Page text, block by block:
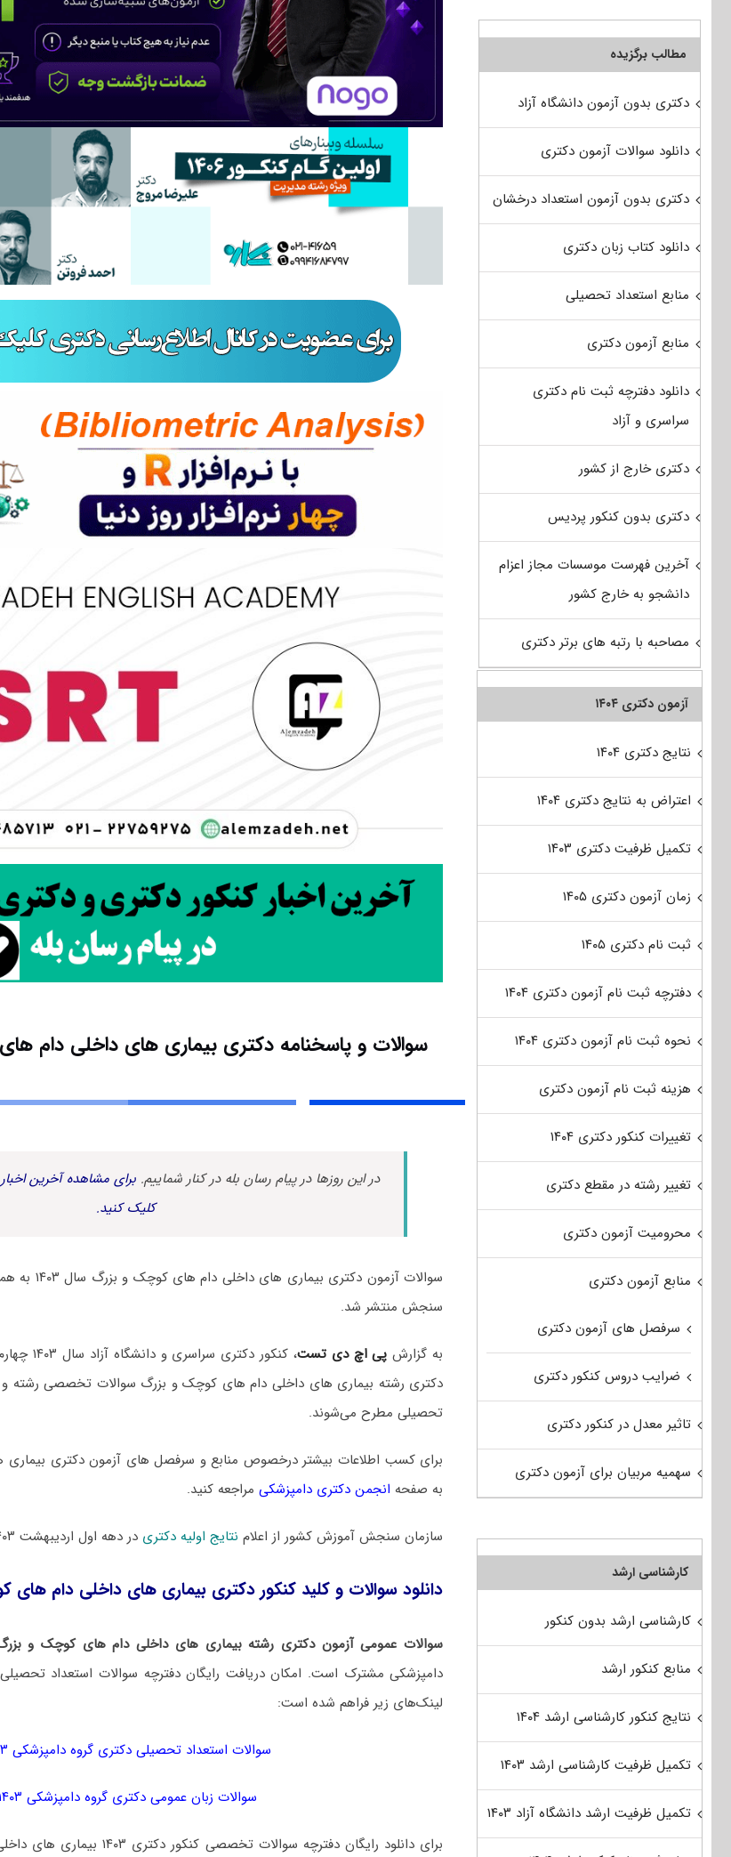
سوالات و پاسخنامه دکتری بیماری های داخلی دام های
در این روزها در پیام رسان بله در کنار شماییم. برای مشاهده آخرین
کلیک کنید.
سوالات
سنجش منتشر شد.
به گزارشپی اچ دی تست
، کنکور
دکتری رشته بیماری های داخلی دام های کوچک و بزرگ سوالات تخصصی رشته و
تحصیلی مطرح می‌شوند.
برای کسب اطلاعات بیشتر درخصوص منابع و سرفصل های آزمون دکتری
به صفحه انجمن دکتری دامپزشکیمراجعه کنید.
سازمان سنجش آموزش کشور از اعلام نتایج اولیه دکتری در دهه اول اردیبهشت ۱۴۰۳ خبر داده است.
دانلود سوالات و کلید کنکور دکتری بیماری های داخلی دام های
سوالات عمومی آزمون دکتری رشته بیماری های داخلی دام های کوچک و
دامپزشکی مشترک است. امکان دریافت رایگان دفترچه سوالات استعداد
لینک‌های زیر فراهم شده است:
سوالات استعداد تحصیلی دکتری گروه دامپزشکی ۱۴۰۳
سوالات زبان عمومی دکتری گروه دامپزشکی ۱۴۰۳
برای دانلود رایگان دفترچه سوالات
مطالب برگزیده
دکتری بدون آزمون دانشگاه آزاد
دانلود سوالات آزمون دکتری
دکتری بدون آزمون استعداد درخشان
دانلود کتاب زبان دکتری
منابع استعداد تحصیلی
منابع آزمون دکتری
دانلود دفترچه ثبت نام دکتری
سراسری و آزاد
دکتری خارج از کشور
دکتری بدون کنکور پردیس
آخرین فهرست موسسات مجاز اعزام
دانشجو به خارج کشور
مصاحبه با رتبه های برتر دکتری
آزمون دکتری ۱۴۰۴
نتایج دکتری ۱۴۰۴
اعتراض به نتایج دکتری ۱۴۰۴
تکمیل ظرفیت دکتری ۱۴۰۳
زمان آزمون دکتری ۱۴۰۵
ثبت نام دکتری ۱۴۰۵
دفترچه ثبت نام آزمون دکتری ۱۴۰۴
نحوه ثبت نام آزمون دکتری ۱۴۰۴
هزینه ثبت نام آزمون دکتری
تغییرات کنکور دکتری ۱۴۰۴
تغییر رشته در مقطع دکتری
محرومیت آزمون دکتری
منابع آزمون دکتری
سرفصل های آزمون دکتری
ضرایب دروس کنکور دکتری
تاثیر معدل در کنکور دکتری
سهمیه مربیان برای آزمون دکتری
کارشناسی ارشد
کارشناسی ارشد بدون کنکور
منابع کنکور ارشد
نتایج کنکور کارشناسی ارشد ۱۴۰۴
تکمیل ظرفیت کارشناسی ارشد ۱۴۰۳
تکمیل ظرفیت ارشد دانشگاه آزاد ۱۴۰۳